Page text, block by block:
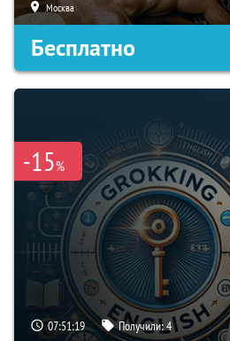
Москва
Бесплатно
-15%
07:51:18 Получили:4